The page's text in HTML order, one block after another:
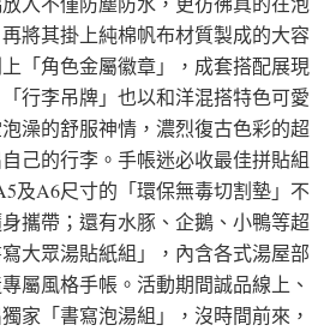
將其掛上純棉帆布材質製成的大容
「角色金屬徽章」，成套搭配展現
行李吊牌」也以和洋混搭特色可愛
澡的舒服神情，濃烈復古色彩的超
己的行李。手帳迷必收最佳拼貼組
及A6尺寸的「環保無毒切割墊」不
攜帶；還有水豚、企鵝、小鴨等超
大眾湯貼紙組」，內含各式湯屋部
屬風格手帳。活動期間誠品線上、
家「書寫泡湯組」，沒時間前來，